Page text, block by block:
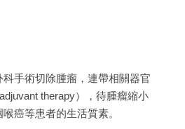
手術切除腫瘤，連帶相關器官
therapy），待腫瘤縮小
癌等患者的生活質素。